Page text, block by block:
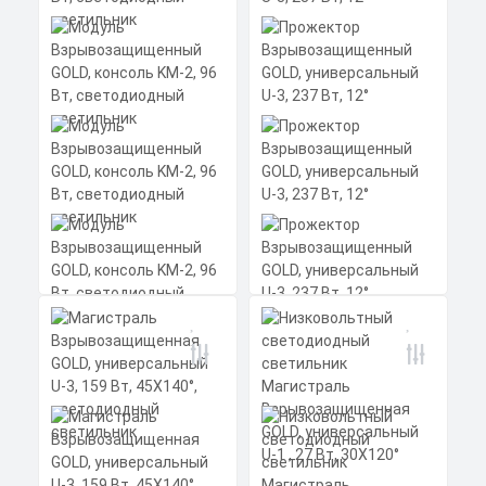
Модуль
Взрывозащищенный
GOLD, консоль KM-2,
96 Вт, светодиодный
светильник
Прожектор
Взрывозащищенный
GOLD, универсальный
U-3, 237 Вт, 12°
Мощность: 237 Вт
Коэффициент мощности не менее:
0,95 cos
Материал корпуса:
Экструдированный
Цена по запросу